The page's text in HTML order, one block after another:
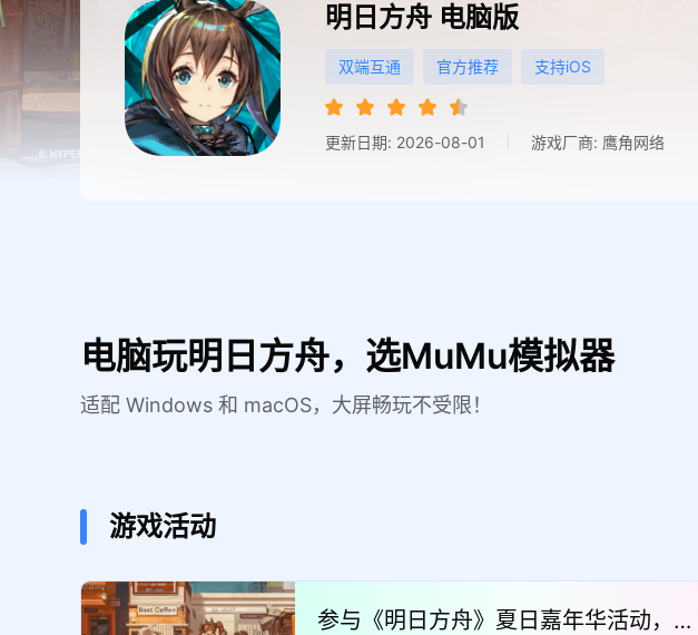
明日方舟 电脑版
双端互通 官方推荐 支持iOS
更新日期: 2026-08-01 游戏厂商: 鹰角网络
电脑玩明日方舟，选MuMu模拟器
适配 Windows 和 macOS，大屏畅玩不受限！
游戏活动
参与《明日方舟》夏日嘉年华活动，赢P